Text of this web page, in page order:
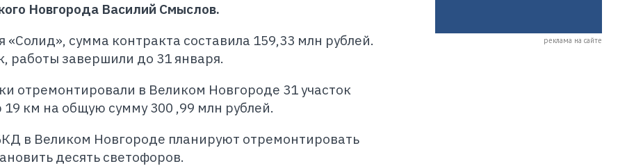
Новгорода Василий Смыслов.
сумма контракта составила 159,33 млн рублей.
работы завершили до 31 января.
отремонтировали в Великом Новгороде 31 участок
км на общую сумму 300 ,99 млн рублей.
в Великом Новгороде планируют отремонтировать
десять светофоров.
реклама на сайте